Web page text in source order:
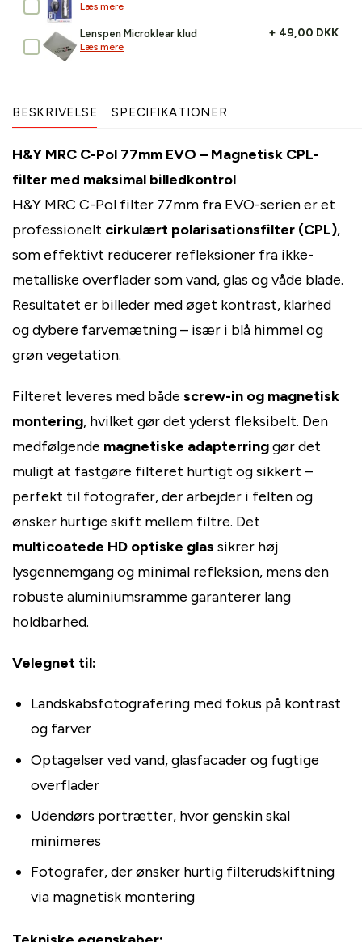
Læs mere
Lenspen Microklear klud
Læs mere
+ 49,00 DKK
BESKRIVELSE SPECIFIKATIONER
H&Y MRC C-Pol 77mm EVO – Magnetisk CPL-
filter med maksimal billedkontrol
H&Y MRC C-Pol filter 77mm fra EVO-serien er et
professionelt cirkulært polarisationsfilter (CPL),
som effektivt reducerer refleksioner fra ikke-
metalliske overflader som vand, glas og våde blade.
Resultatet er billeder med øget kontrast, klarhed
og dybere farvemætning – især i blå himmel og
grøn vegetation.
Filteret leveres med både screw-in og magnetisk
montering, hvilket gør det yderst fleksibelt. Den
medfølgende magnetiske adapterringgør det
muligt at fastgøre filteret hurtigt og sikkert –
perfekt til fotografer, der arbejder i felten og
ønsker hurtige skift mellem filtre. Det
multicoatede HD optiske glas sikrer høj
lysgennemgang og minimal refleksion, mens den
robuste aluminiumsramme garanterer lang
holdbarhed.
Velegnet til:
Landskabsfotografering med fokus på kontrast
og farver
Optagelser ved vand, glasfacader og fugtige
overflader
Udendørs portrætter, hvor genskin skal
minimeres
Fotografer, der ønsker hurtig filterudskiftning
via magnetisk montering